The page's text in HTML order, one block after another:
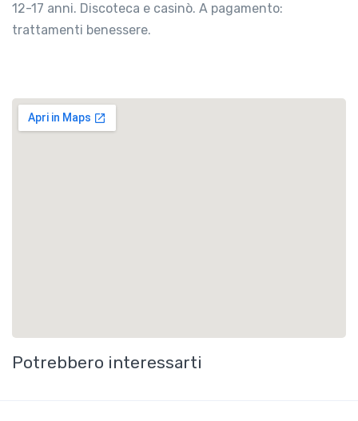
12-17 anni. Discoteca e casinò. A pagamento:
trattamenti benessere.
Potrebbero interessarti